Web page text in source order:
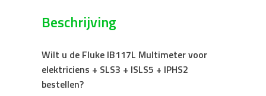
+Beschrijving
Wilt u de Fluke IB117L Multimeter voor
elektriciens + SLS3 + ISLS5 + IPHS2
bestellen?